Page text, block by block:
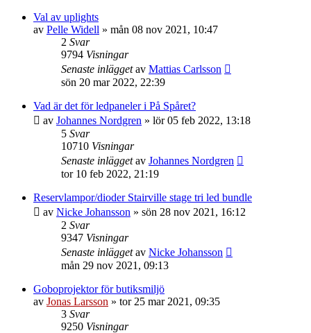
Val av uplights
av Pelle Widell » mån 08 nov 2021, 10:47
2 Svar
9794 Visningar
Senaste inläggetav Mattias Carlsson
sön 20 mar 2022, 22:39
Vad är det för ledpaneler i På Spåret?
av Johannes Nordgren » lör 05 feb 2022, 13:18
5 Svar
10710 Visningar
Senaste inläggetav Johannes Nordgren
tor 10 feb 2022, 21:19
Reservlampor/dioder Stairville stage tri led bundle
av Nicke Johansson » sön 28 nov 2021, 16:12
2 Svar
9347 Visningar
Senaste inläggetav Nicke Johansson
mån 29 nov 2021, 09:13
Goboprojektor för butiksmiljö
av Jonas Larsson » tor 25 mar 2021, 09:35
3 Svar
9250 Visningar